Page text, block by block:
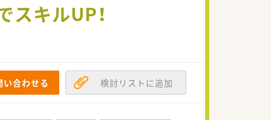
キルUP！
い合わせる 検討リストに追加